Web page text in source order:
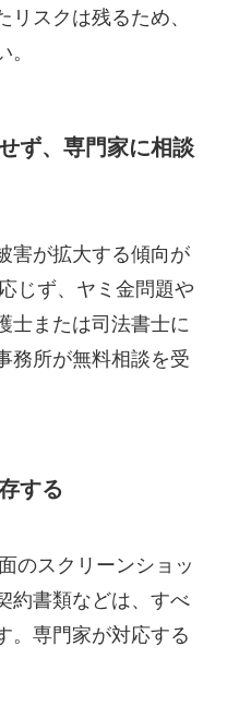
スクは残るため、
、専門家に相談
害が拡大する傾向が
じず、ヤミ金問題や
士または司法書士に
務所が無料相談を受
する
のスクリーンショッ
約書類などは、すべ
。専門家が対応する